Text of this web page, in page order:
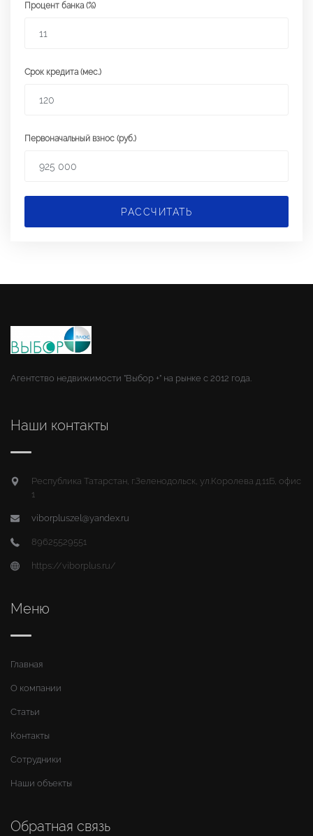
Процент банка (%)
Срок кредита (мес.)
Первоначальный взнос (руб.)
РАССЧИТАТЬ
Агентство недвижимости "Выбор +" на рынке с 2012 года.
Наши контакты
Республика Татарстан, г.Зеленодольск, ул.Королева д.11Б, офис
1
viborpluszel@yandex.ru
89625529551
https://viborplus.ru/
Меню
Главная
О компании
Статьи
Контакты
Сотрудники
Наши объекты
Обратная связь